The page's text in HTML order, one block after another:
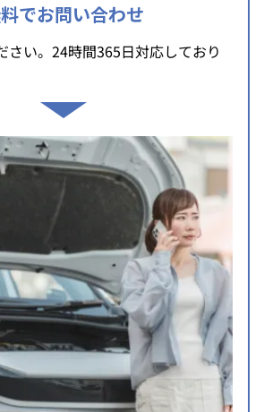
でお問い合わせ
さい。24時間365日対応しており